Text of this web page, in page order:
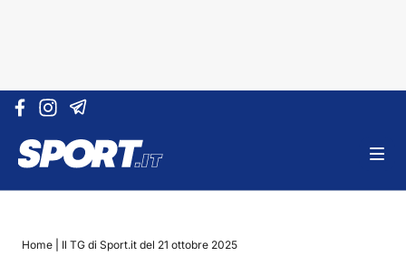
Vai al contenuto
Home Il TG di Sport.it del 21 ottobre 2025